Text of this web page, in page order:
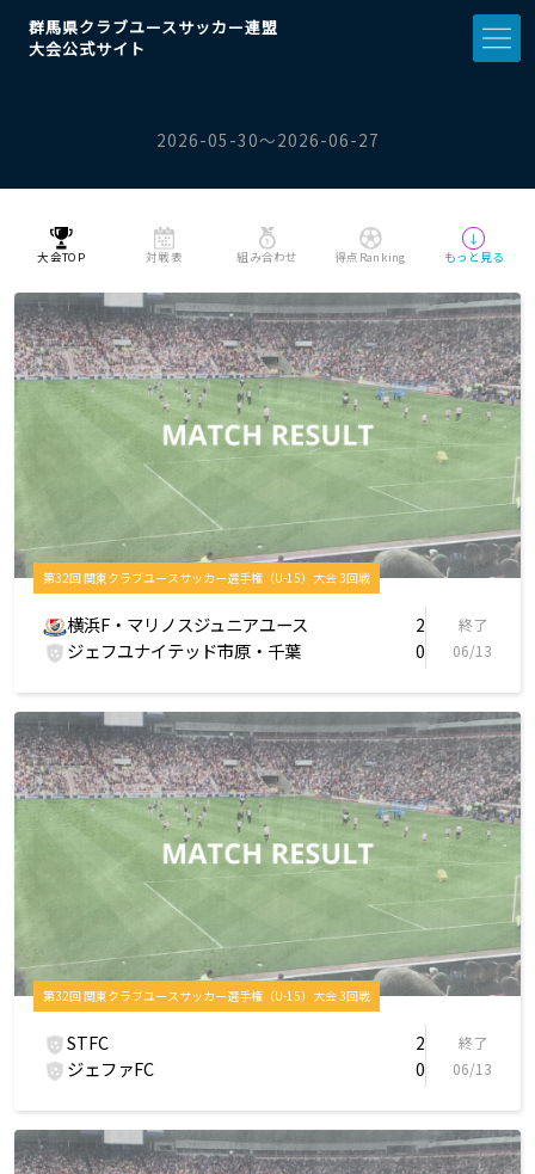
群馬県クラブユースサッカー連盟
大会公式サイト
2026-05-30〜2026-06-27
大会TOP 対戦表 組み合わせ 得点Ranking
↓
もっと見る
第32回 関東クラブユースサッカー選手権（U-15）大会 3回戦
横浜F・マリノスジュニアユース 2
ジェフユナイテッド市原・千葉 0
終了
06/13
第32回 関東クラブユースサッカー選手権（U-15）大会 3回戦
STFC 2
ジェファFC 0
終了
06/13